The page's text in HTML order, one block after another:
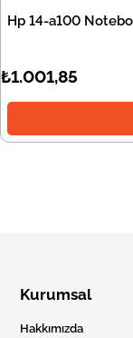
Hp 14-a100
₺1.001,85
Kurumsal
Hakkımızda